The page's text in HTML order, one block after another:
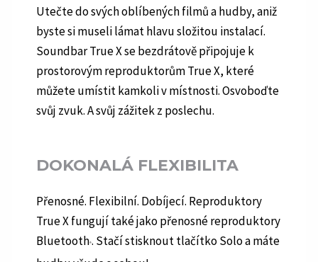
Utečte do svých oblíbených filmů a hudby, aniž
byste si museli lámat hlavu složitou instalací.
Soundbar True X se bezdrátově připojuje k
prostorovým reproduktorům True X, které
můžete umístit kamkoli v místnosti. Osvoboďte
svůj zvuk. A svůj zážitek z poslechu.
DOKONALÁ FLEXIBILITA
Přenosné. Flexibilní. Dobíjecí. Reproduktory
True X fungují také jako přenosné reproduktory
Bluetooth®. Stačí stisknout tlačítko Solo a máte